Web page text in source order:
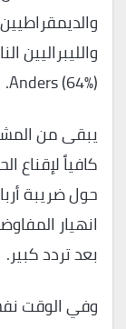
Anders (64٪).
يبقى من
كافياً لإقناع
حول ضريبة
انهيار
بعد تردد كبير.
وفي الوقت